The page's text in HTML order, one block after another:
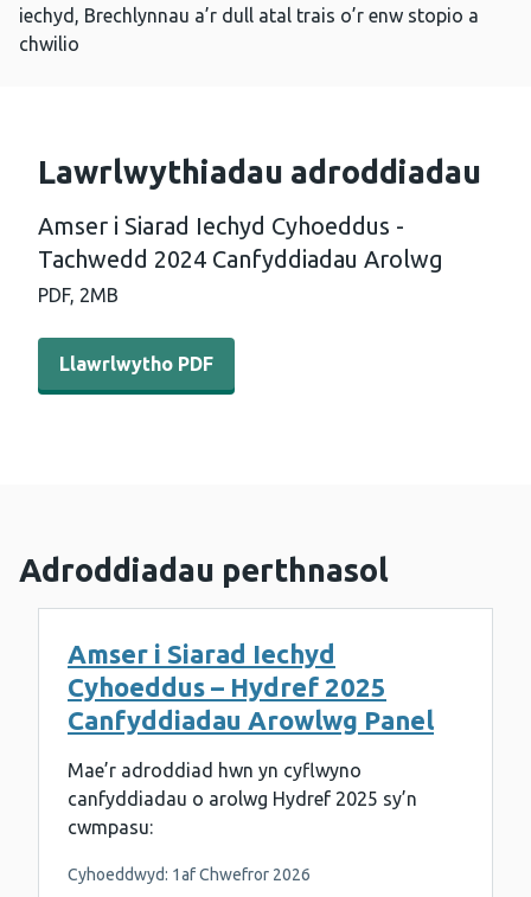
iechyd, Brechlynnau a’r dull atal trais o’r enw stopio a
chwilio
Lawrlwythiadau adroddiadau
Amser i Siarad Iechyd Cyhoeddus -
Tachwedd 2024 Canfyddiadau Arolwg
PDF, 2MB
Llawrlwytho PDF - Amser i Siarad Iechyd Cyhoeddus -
Llawrlwytho PDF
Adroddiadau perthnasol
Amser i Siarad Iechyd
Cyhoeddus – Hydref 2025
Canfyddiadau Arowlwg Panel
Mae’r adroddiad hwn yn cyflwyno
canfyddiadau o arolwg Hydref 2025 sy’n
cwmpasu:
Cyhoeddwyd: 1af Chwefror 2026